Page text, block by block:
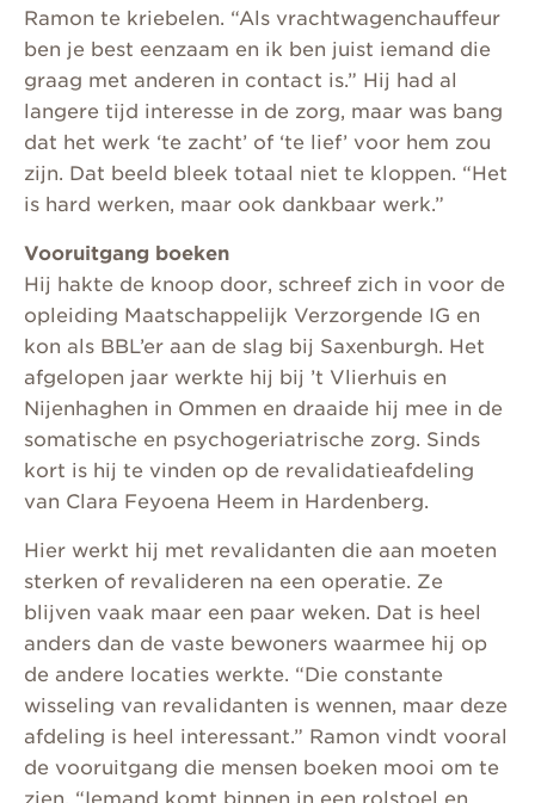
Ramon te kriebelen. “Als vrachtwagenchauffeur
ben je best eenzaam en ik ben juist iemand die
graag met anderen in contact is.” Hij had al
langere tijd interesse in de zorg, maar was bang
dat het werk ‘te zacht’ of ‘te lief’ voor hem zou
zijn. Dat beeld bleek totaal niet te kloppen. “Het
is hard werken, maar ook dankbaar werk.”
Vooruitgang boeken
Hij hakte de knoop door, schreef zich in voor de
opleiding Maatschappelijk Verzorgende IG en
kon als BBL’er aan de slag bij Saxenburgh. Het
afgelopen jaar werkte hij bij ’t Vlierhuis en
Nijenhaghen in Ommen en draaide hij mee in de
somatische en psychogeriatrische zorg. Sinds
kort is hij te vinden op de revalidatieafdeling
van Clara Feyoena Heem in Hardenberg.
Hier werkt hij met revalidanten die aan moeten
sterken of revalideren na een operatie. Ze
blijven vaak maar een paar weken. Dat is heel
anders dan de vaste bewoners waarmee hij op
de andere locaties werkte. “Die constante
wisseling van revalidanten is wennen, maar deze
afdeling is heel interessant.” Ramon vindt vooral
de vooruitgang die mensen boeken mooi om te